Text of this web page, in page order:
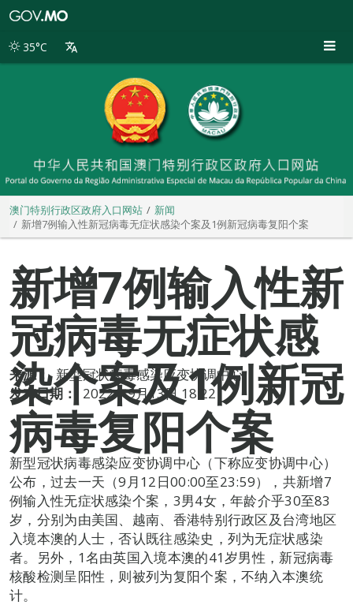
别
35°C
澳门特别行政区政府入口网站
新闻
新增7例输入性新冠病毒无症状感染个案及1例新冠病毒复阳个案
新增7例输入性新
冠病毒无症状感
染个案及1例新冠
病毒复阳个案
来源： 新型冠状病毒感染应变协调中心
发布日期：
2022年9月13日 18:22
新型冠状病毒感染应变协调中心（下称应变协调中心）
公布，过去一天（9月12日00:00至23:59），共新增7
例输入性无症状感染个案，3男4女，年龄介乎30至83
岁，分别为由美国、越南、香港特别行政区及台湾地区
入境本澳的人士，否认既往感染史，列为无症状感染
者。另外，1名由英国入境本澳的41岁男性，新冠病毒
核酸检测呈阳性，则被列为复阳个案，不纳入本澳统
计。